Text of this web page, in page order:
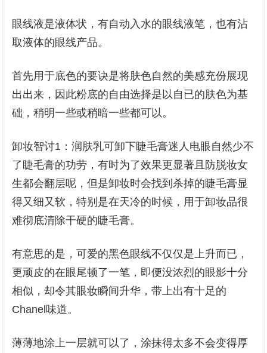
眼线液是液体状，有自动入水的眼线液笔，也有沾
取液体的眼线产品。
首先用于底色的要诀是将肤色自然的美感充份展现
出出来，因此粉底的自由选择是以自已的肤色为基
础，稍明一些或稍暗一些都可以。
卸妆智讨1：润肤乳可卸下睫毛膏迷人电眼自然少不
了睫毛膏的功劳，有时为了效果更显著且防脱妆女
生都会翻层呢，但是卸妆时会找到杀掉的睫毛膏显
得又细又软，特别是在天冷的时候，用于卸妆品很
难彻底清除干硬的睫毛膏。
有意思的是，可爱的黑色眼线不仅仅是上升而已，
更顽皮的在眼尾顿了一笔，即便没浓烈的眼影十分
相似，却令其眼妆瞬间升华，带上出有十足的
Chanel味道。
薄薄地涂上一层就可以了，涂抹得太多不会变得厚